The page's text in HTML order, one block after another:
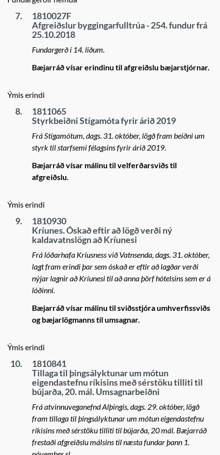
7.
1810027F
Afgreiðslur byggingarfulltrúa - 254. fundur frá
25.10.2018
Fundargerð í 14. liðum.
Bæjarráð vísar erindinu til afgreiðslu bæjarstjórnar.
Ýmis erindi
8.
1811065
Styrkbeiðni Stígamóta fyrir árið 2019
Frá Stígamótum, dags. 31. október, lögð fram beiðni um
styrk til starfsemi félagsins fyrir árið 2019.
Bæjarráð vísar málinu til velferðarsviðs til
afgreiðslu.
Ýmis erindi
9.
1810930
Kríunes. Óskað eftir að lögð verði ný
kaldavatnslögn að Kríunesi
Frá lóðarhafa Kríusness við Vatnsenda, dags. 31. október,
lagt fram erindi þar sem óskað er eftir að lagðar verði
nýjar lagnir að Kríunesi til að anna þörf hótelsins sem er á
lóðinni.
Bæjarráð vísar málinu til sviðsstjóra umhverfissviðs
og bæjarlögmanns til umsagnar.
Ýmis erindi
10.
1810841
Tillaga til þingsályktunar um mótun
eigendastefnu ríkisins með sérstöku tilliti til
bújarða, 20. mál. Umsagnarbeiðni
Frá atvinnuveganefnd Alþingis, dags. 29. október, lögð
fram tillaga til þingsályktunar um mótun eigendastefnu
ríkisins með sérstöku tilliti til bújarða, 20 mál. Bæjarráð
frestaði afgreiðslu málsins til næsta fundar þann 1.